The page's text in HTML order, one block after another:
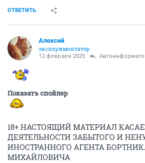
ОТВЕТИТЬ
Алексий
экспериментатор
12 февраля 2025
Показать спойлер
18+ НАСТОЯЩИЙ МАТЕРИАЛ
ДЕЯТЕЛЬНОСТИ ЗАБЫТОГО И
ИНОСТРАННОГО АГЕНТА
МИХАЙЛОВИЧА